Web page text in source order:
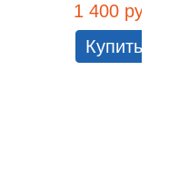
1 400 руб
Купить